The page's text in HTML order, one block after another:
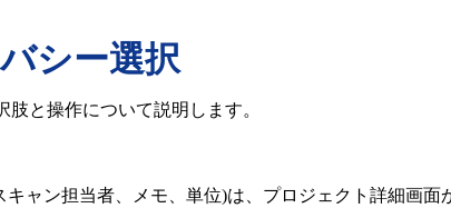
シー選択
と操作について説明します。
ャン担当者、メモ、単位)は、プロジェクト詳細画面